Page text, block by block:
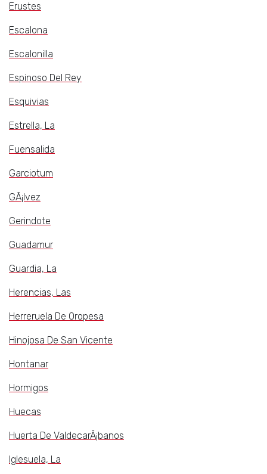
Erustes
Escalona
Escalonilla
Espinoso Del Rey
Esquivias
Estrella, La
Fuensalida
Garciotum
GÃ¡lvez
Gerindote
Guadamur
Guardia, La
Herencias, Las
Herreruela De Oropesa
Hinojosa De San Vicente
Hontanar
Hormigos
Huecas
Huerta De ValdecarÃ¡banos
Iglesuela, La